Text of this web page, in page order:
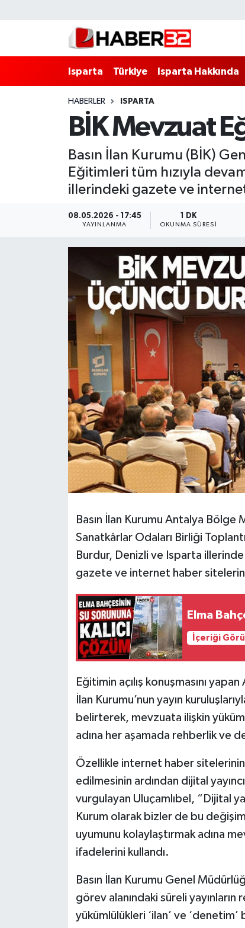
Isparta Türkiye Isparta Hakkında
HABERLER ISPARTA
BİK Mevzuat
Basın İlan Kurumu (BİK)
Eğitimleri tüm hızıyla
illerindeki gazete ve
08.05.2026 - 17:45
YAYINLANMA
1 DK
OKUNMA SÜRESI
Basın İlan Kurumu Antalya
Sanatkârlar Odaları Birliği
Burdur, Denizli ve Isparta illerinde
gazete ve internet haber
Elma
İçeriği
Eğitimin açılış konuşmasını
İlan Kurumu’nun yayın
belirterek, mevzuata ilişkin
adına her aşamada rehberlik ve
Özellikle internet haber
edilmesinin ardından dijital
vurgulayan Uluçamlıbel, “Dijital
Kurum olarak bizler de bu
uyumunu kolaylaştırmak adına
ifadelerini kullandı.
Basın İlan Kurumu Genel
görev alanındaki süreli yayınların
yükümlülükleri ‘ilan’ ve ‘denetim’
Isparta Hakkında
Esnaf Diyor ki;
BİLİM VE TEKNOLOJİ
HABERDE İNSAN
KÜLTÜR SANAT
POLİTİKA
RESMİ İLANLAR
Tarihi Yapılarımız
Isparta Nöbetçi Eczaneler
Isparta Hava Durumu
Isparta Trafik Yoğunluk Haritası
Süper Lig Puan Durumu ve Fikstür
Tüm Manşetler
Son Dakika Haberleri
Haber Arşivi